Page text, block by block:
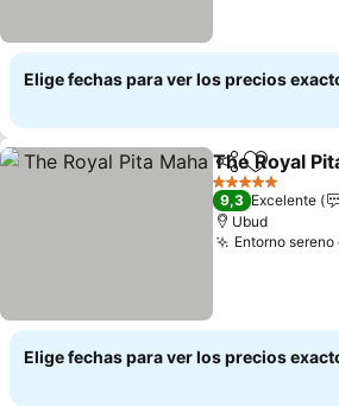
Elige fechas para ver los precios
Compartir
Agregar
The Royal
5 Estrellas
9,3 Excelente
Ubud
Entorno
Elige fechas para ver los precios